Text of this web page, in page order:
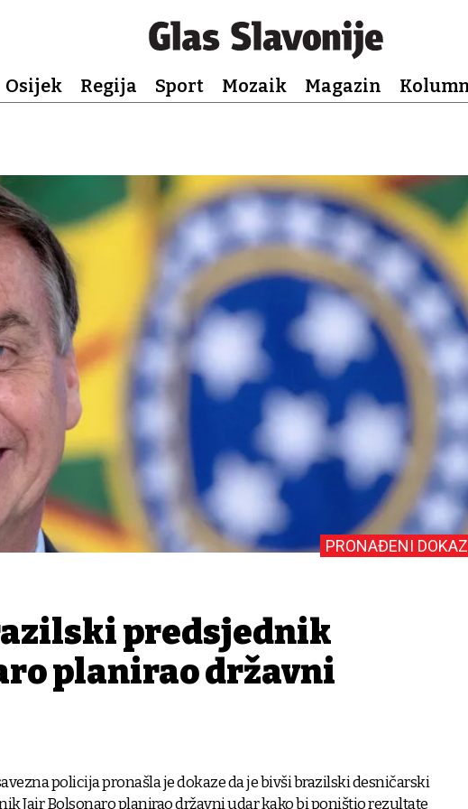
Osijek Regija Sport Mozaik Magazin
PRONAĐENI
predsjednik
planirao državni
policija pronašla je dokaze da je bivši brazilski desničarski
Jair Bolsonaro planirao državni udar kako bi poništio rezultate